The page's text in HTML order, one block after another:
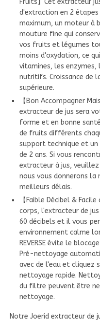
Fruits】Cet extracteur
d'extraction en 2
maximum, un moteur à
mouture fine qui
vos fruits et légumes
moins d'oxydation, ce
vitamines, les
nutritifs. Croissance de
supérieure.
【Bon Accompagner
extracteur de jus sera
forme et en bonne
de fruits différents
support technique et un
de 2 ans. Si vous
extracteur à jus,
nous vous donnerons
meilleurs délais.
【Faible Décibel &
corps, l'extracteur de
60 décibels et il vous
environnement calme
REVERSE évite le
Pré-nettoyage
avec de l'eau et cliquez
nettoyage rapide.
du filtre peuvent être
nettoyage.
Notre Joerid extracteur de